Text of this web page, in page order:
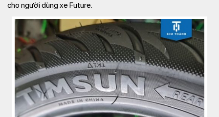
cho người dùng xe Future.